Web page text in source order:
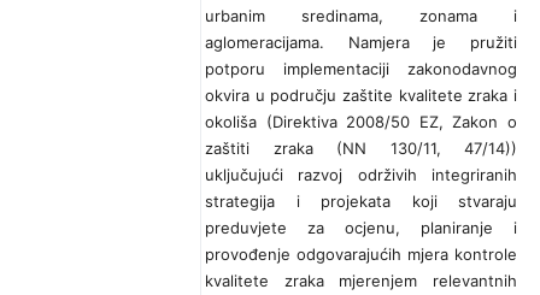
urbanim sredinama, zonama i
aglomeracijama. Namjera je pružiti
potporu implementaciji zakonodavnog
okvira u području zaštite kvalitete zraka i
okoliša (Direktiva 2008/50 EZ, Zakon o
zaštiti zraka (NN 130/11, 47/14))
uključujući razvoj održivih integriranih
strategija i projekata koji stvaraju
preduvjete za ocjenu, planiranje i
provođenje odgovarajućih mjera kontrole
kvalitete zraka mjerenjem relevantnih